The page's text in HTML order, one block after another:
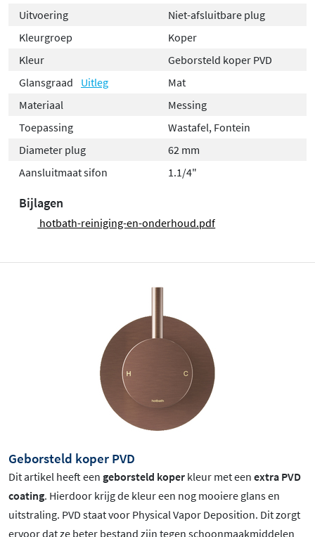
Uitvoering
Niet-afsluitbare plug
Kleurgroep
Koper
Kleur
Geborsteld koper PVD
Glansgraad
Uitleg
Mat
Materiaal
Messing
Toepassing
Wastafel, Fontein
Diameter plug
62 mm
Aansluitmaat sifon
1.1/4"
Bijlagen
hotbath-reiniging-en-onderhoud.pdf
Geborsteld koper PVD
Dit artikel heeft een geborsteld koper kleur met een extra PVD
coating. Hierdoor krijg de kleur een nog mooiere glans en
uitstraling. PVD staat voor Physical Vapor Deposition. Dit zorgt
ervoor dat ze beter bestand zijn tegen schoonmaakmiddelen